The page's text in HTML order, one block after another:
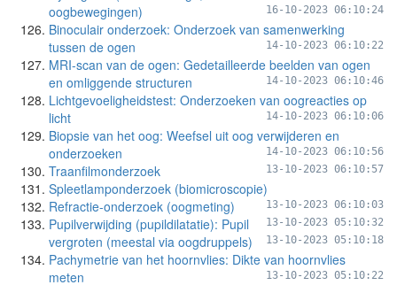
oogbewegingen)
16-10-2023 06:10:24
Binoculair onderzoek: Onderzoek van samenwerking
tussen de ogen
14-10-2023 06:10:22
MRI-scan van de ogen: Gedetailleerde beelden van ogen
en omliggende structuren
14-10-2023 06:10:46
Lichtgevoeligheidstest: Onderzoeken van oogreacties op
licht
14-10-2023 06:10:06
Biopsie van het oog: Weefsel uit oog verwijderen en
onderzoeken
14-10-2023 06:10:56
Traanfilmonderzoek 13-10-2023 06:10:57
Spleetlamponderzoek (biomicroscopie)
13-10-2023 06:10:03
Refractie-onderzoek (oogmeting)
13-10-2023 05:10:32
Pupilverwijding (pupildilatatie): Pupil
vergroten (meestal via oogdruppels)
13-10-2023 05:10:18
Pachymetrie van het hoornvlies: Dikte van hoornvlies
meten
13-10-2023 05:10:22